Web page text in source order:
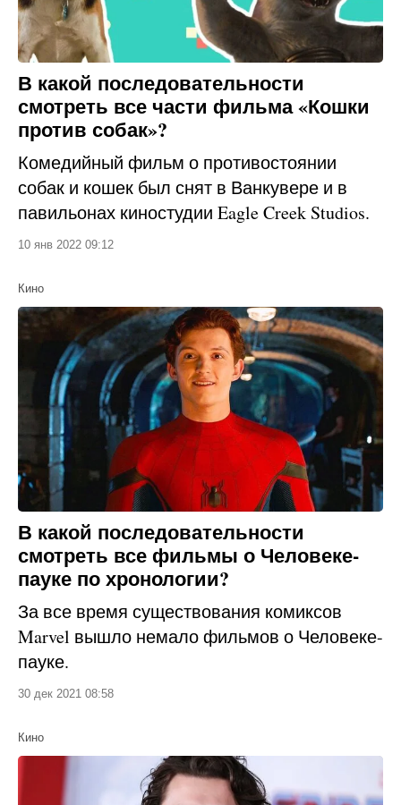
В какой последовательности
смотреть все части фильма «Кошки
против собак»?
Комедийный фильм о противостоянии
собак и кошек был снят в Ванкувере и в
павильонах киностудии Eagle Creek Studios.
10 янв 2022 09:12
Кино
В какой последовательности
смотреть все фильмы о Человеке-
пауке по хронологии?
За все время существования комиксов
Marvel вышло немало фильмов о Человеке-
пауке.
30 дек 2021 08:58
Кино